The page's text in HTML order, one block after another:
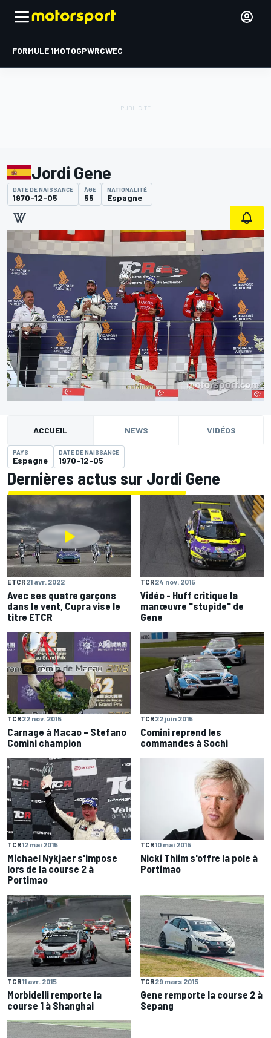
FORMULE 1MOTOGPWRCWEC
Jordi Gene
DATE DE NAISSANCE
1970-12-05
ÂGE
55
NATIONALITÉ
Espagne
ACCUEIL NEWS VIDÉOS
PAYS
Espagne
DATE DE NAISSANCE
1970-12-05
Dernières actus sur Jordi Gene
ETCR21 avr. 2022
Avec ses quatre garçons
dans le vent, Cupra vise le
titre ETCR
TCR24 nov. 2015
Vidéo - Huff critique la
manœuvre "stupide" de
Gene
TCR22 nov. 2015
Carnage à Macao – Stefano
Comini champion
TCR22 juin 2015
Comini reprend les
commandes à Sochi
TCR12 mai 2015
Michael Nykjaer s'impose
lors de la course 2 à
Portimao
TCR10 mai 2015
Nicki Thiim s'offre la pole à
Portimao
TCR11 avr. 2015
Morbidelli remporte la
course 1 à Shanghai
TCR29 mars 2015
Gene remporte la course 2 à
Sepang